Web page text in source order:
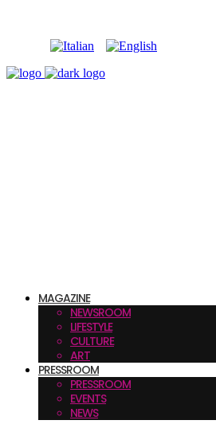
MAGAZINE
NEWSROOM
LIFESTYLE
CULTURE
ART
PRESSROOM
PRESSROOM
EVENTS
NEWS